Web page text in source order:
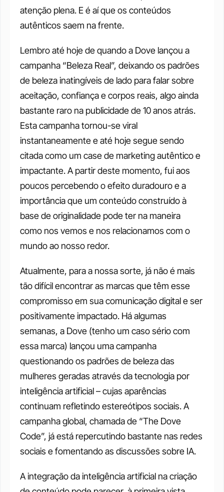
atenção plena. E é aí que os conteúdos
autênticos saem na frente.
Lembro até hoje de quando a Dove lançou a
campanha “Beleza Real”, deixando os padrões
de beleza inatingíveis de lado para falar sobre
aceitação, confiança e corpos reais, algo ainda
bastante raro na publicidade de 10 anos atrás.
Esta campanha tornou-se viral
instantaneamente e até hoje segue sendo
citada como um case de marketing autêntico e
impactante. A partir deste momento, fui aos
poucos percebendo o efeito duradouro e a
importância que um conteúdo construído à
base de originalidade pode ter na maneira
como nos vemos e nos relacionamos com o
mundo ao nosso redor.
Atualmente, para a nossa sorte, já não é mais
tão difícil encontrar as marcas que têm esse
compromisso em sua comunicação digital e ser
positivamente impactado. Há algumas
semanas, a Dove (tenho um caso sério com
essa marca) lançou uma campanha
questionando os padrões de beleza das
mulheres geradas através da tecnologia por
inteligência artificial – cujas aparências
continuam refletindo estereótipos sociais. A
campanha global, chamada de “The Dove
Code”, já está repercutindo bastante nas redes
sociais e fomentando as discussões sobre IA.
A integração da inteligência artificial na criação